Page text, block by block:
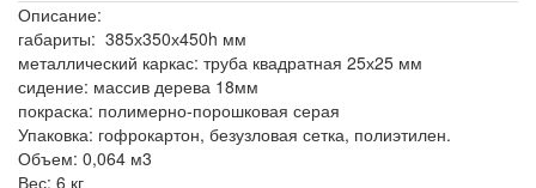
Описание:
габариты: 385х350х450h мм
металлический каркас: труба квадратная 25х25 мм
сидение: массив дерева 18мм
покраска: полимерно-порошковая серая
Упаковка: гофрокартон, безузловая сетка, полиэтилен.
Объем: 0,064 м3
Вес: 6 кг